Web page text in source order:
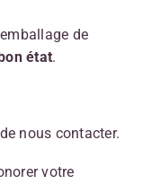
de
état.
nous contacter.
votre